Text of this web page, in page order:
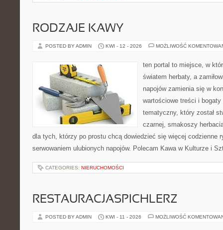
RODZAJE KAWY
POSTED BY ADMIN KWI - 12 - 2026 MOŻLIWOŚĆ
ten portal to miejsce, w
światem herbaty, a
napojów zamienia się w
wartościowe treści i
tematyczny, który został
czarnej, smakoszy
dla tych, którzy po prostu chcą dowiedzieć się więcej codzienne
serwowaniem ulubionych napojów. Polecam Kawa w Kulturze i
CATEGORIES: NIERUCHOMOŚCI
RESTAURACJASPICHLERZ
POSTED BY ADMIN KWI - 11 - 2026 MOŻLIWOŚĆ